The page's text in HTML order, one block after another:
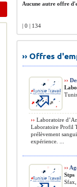
Aucune autre offre
| 0 | 134
›› Offres
››
›› Laboratoire
Laboratoire Profil
prélèvement
expérience. ...
››
Stps